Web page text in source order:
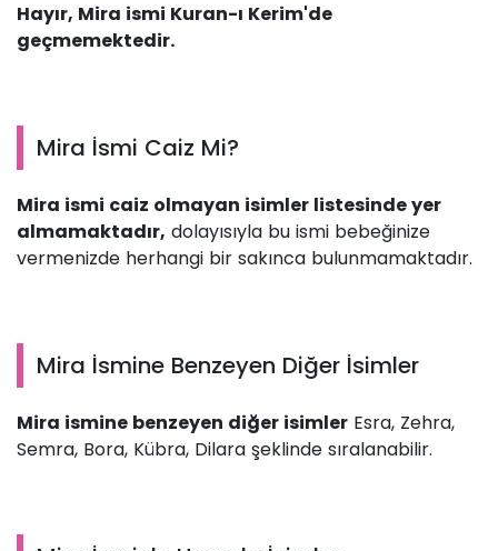
Hayır, Mira ismi Kuran-ı Kerim'de
geçmemektedir.
Mira İsmi Caiz Mi?
Mira ismi caiz olmayan isimler listesinde yer
almamaktadır, dolayısıyla bu ismi bebeğinize
vermenizde herhangi bir sakınca bulunmamaktadır.
Mira İsmine Benzeyen Diğer İsimler
Mira ismine benzeyen diğer isimler Esra, Zehra,
Semra, Bora, Kübra, Dilara şeklinde sıralanabilir.